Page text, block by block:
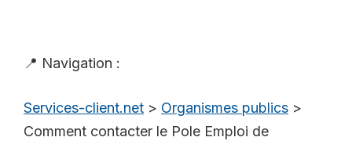
📍 Navigation :
Services-client.net > Organismes publics >
Comment contacter le Pole Emploi de